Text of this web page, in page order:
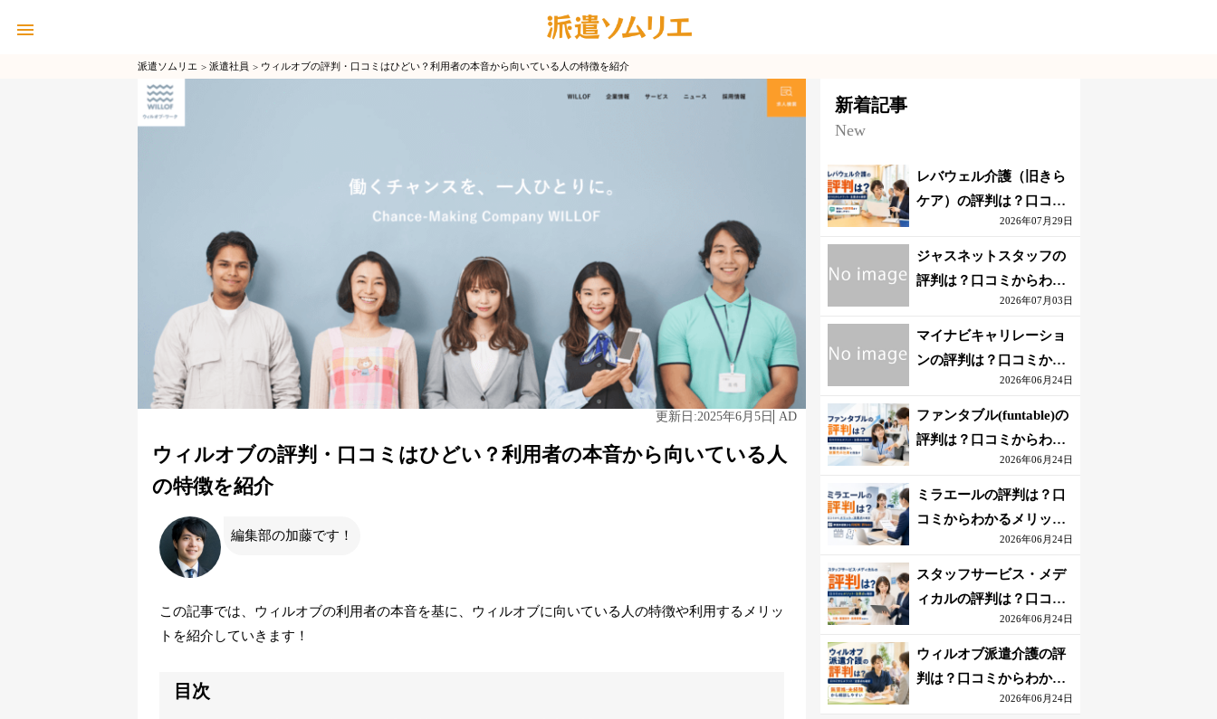
派遣ソムリエ 派遣社員 ウィルオブの評判・口コミはひどい？利用者の本音から向いている人の特徴を紹介
更新日:2025年6月5日 AD
ウィルオブの評判・口コミはひどい？利用者の本音から向いている人
の特徴を紹介
編集部の加藤です！
この記事では、ウィルオブの利用者の本音を基に、ウィルオブに向いている人の特徴や利用するメリッ
トを紹介していきます！
目次
新着記事
New
レバウェル介護（旧きら
ケア）の評判は？口コミ
からわかるメリット・注
意点を解説
2026年07月29日
ジャスネットスタッフの
評判は？口コミからわか
るメリット・注意点を解
説
2026年07月03日
マイナビキャリレーショ
ンの評判は？口コミから
わかるメリット・注意点
を解説
2026年06月24日
ファンタブル(funtable)の
評判は？口コミからわか
るメリット・注意点を解
説
2026年06月24日
ミラエールの評判は？口
コミからわかるメリッ
ト・注意点を解説2026年06月24日
スタッフサービス・メデ
ィカルの評判は？口コミ
からわかるメリット・注
意点を解説
2026年06月24日
ウィルオブ派遣介護の評
判は？口コミからわかる
メリット・注意点を解説
2026年06月24日